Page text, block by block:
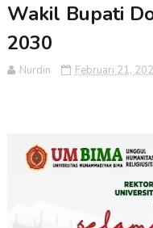
Wakil Bupati
2030
Nurdin Februari 21,